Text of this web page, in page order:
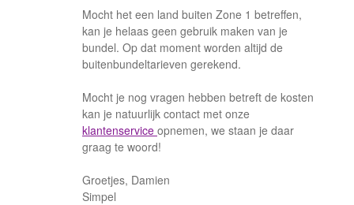
Mocht het een land buiten Zone 1 betreffen,
kan je helaas geen gebruik maken van je
bundel. Op dat moment worden altijd de
buitenbundeltarieven gerekend.
Mocht je nog vragen hebben betreft de kosten
kan je natuurlijk contact met onze
klantenservice opnemen, we staan je daar
graag te woord!
Groetjes, Damien
Simpel